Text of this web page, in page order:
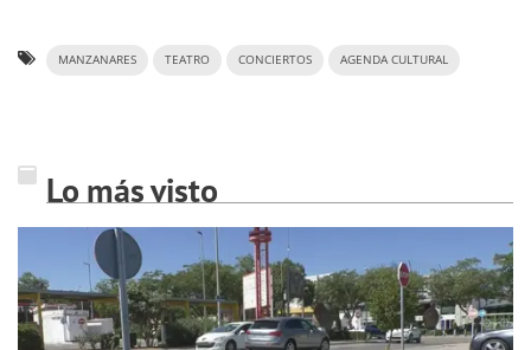
MANZANARES TEATRO CONCIERTOS AGENDA CULTURAL
Lo más visto